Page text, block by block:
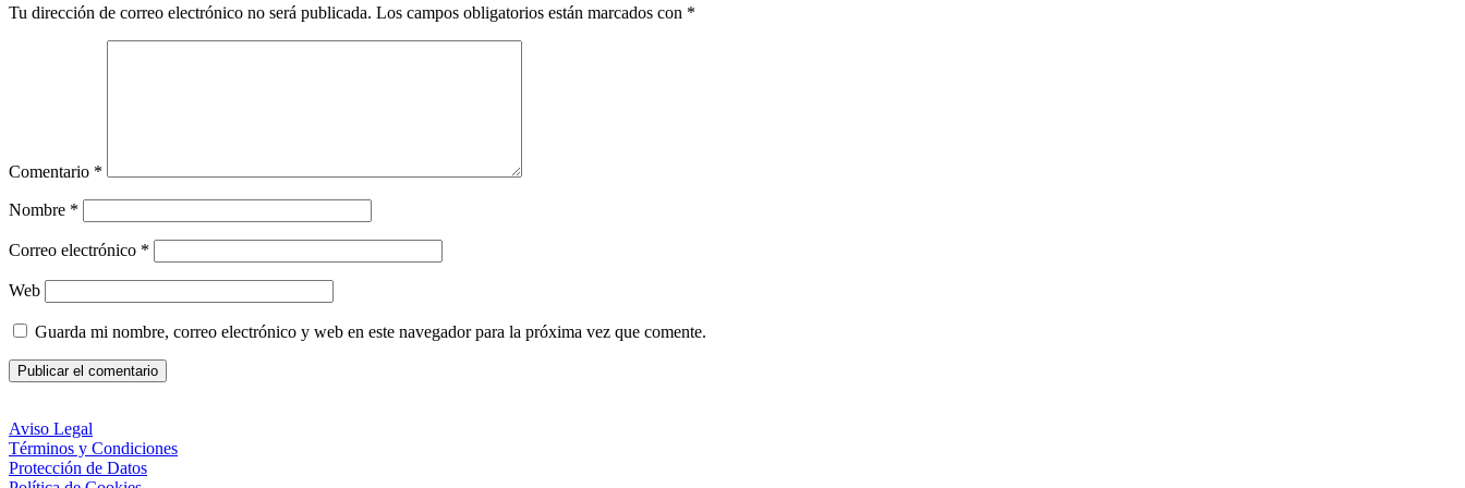
Tu dirección de correo electrónico no será publicada. Los campos obligatorios están marcados con *
Comentario *
Nombre *
Correo electrónico *
Web
Guarda mi nombre, correo electrónico y web en este navegador para la próxima vez que comente.
Aviso Legal
Términos y Condiciones
Protección de Datos